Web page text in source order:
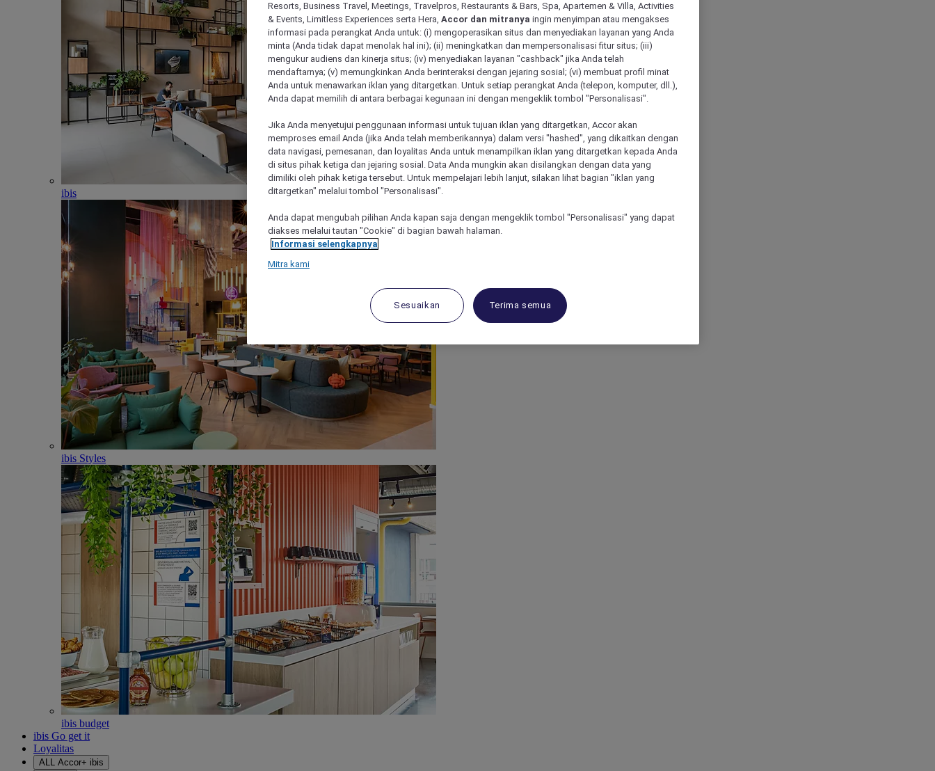
ibis
ibis Styles
ibis budget
ibis Go get it
Loyalitas
ALL Accor+ ibis
Resorts, Business Travel, Meetings, Travelpros, Restaurants & Bars, Spa, Apartemen & Villa, Activities
& Events, Limitless Experiences serta Hera, Accor dan mitranya ingin menyimpan atau mengakses
informasi pada perangkat Anda untuk: (i) mengoperasikan situs dan menyediakan layanan yang Anda
minta (Anda tidak dapat menolak hal ini); (ii) meningkatkan dan mempersonalisasi fitur situs; (iii)
mengukur audiens dan kinerja situs; (iv) menyediakan layanan "cashback" jika Anda telah
mendaftarnya; (v) memungkinkan Anda berinteraksi dengan jejaring sosial; (vi) membuat profil minat
Anda untuk menawarkan iklan yang ditargetkan. Untuk setiap perangkat Anda (telepon, komputer, dll.),
Anda dapat memilih di antara berbagai kegunaan ini dengan mengeklik tombol "Personalisasi".
Jika Anda menyetujui penggunaan informasi untuk tujuan iklan yang ditargetkan, Accor akan
memproses email Anda (jika Anda telah memberikannya) dalam versi "hashed", yang dikaitkan dengan
data navigasi, pemesanan, dan loyalitas Anda untuk menampilkan iklan yang ditargetkan kepada Anda
di situs pihak ketiga dan jejaring sosial. Data Anda mungkin akan disilangkan dengan data yang
dimiliki oleh pihak ketiga tersebut. Untuk mempelajari lebih lanjut, silakan lihat bagian "iklan yang
ditargetkan" melalui tombol "Personalisasi".
Anda dapat mengubah pilihan Anda kapan saja dengan mengeklik tombol "Personalisasi" yang dapat
diakses melalui tautan "Cookie" di bagian bawah halaman.
Informasi selengkapnya
Mitra kami
Sesuaikan Terima semua